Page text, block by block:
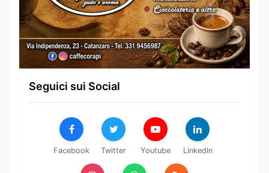
Seguici sui Social
Facebook Twitter Youtube LinkedIn